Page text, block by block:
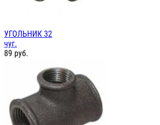
УГОЛЬНИК 32
чуг.
89 руб.